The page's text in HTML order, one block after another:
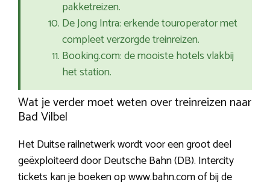
pakketreizen.
De Jong Intra: erkende touroperator met
compleet verzorgde treinreizen.
Booking.com: de mooiste hotels vlakbij
het station.
Wat je verder moet weten over treinreizen naar
Bad Vilbel
Het Duitse railnetwerk wordt voor een groot deel
geëxploiteerd door Deutsche Bahn (DB). Intercity
tickets kan je boeken op www.bahn.com of bij de